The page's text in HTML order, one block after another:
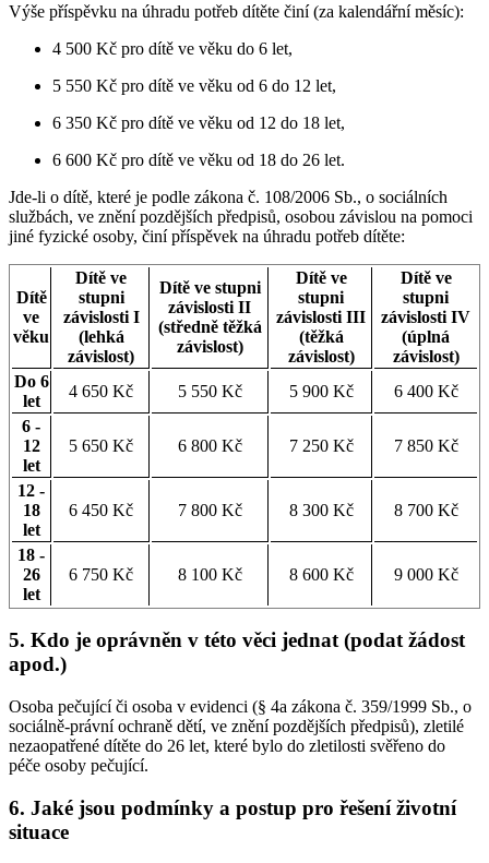
Výše příspěvku na úhradu potřeb dítěte činí (za kalendářní měsíc):
4 500 Kč pro dítě ve věku do 6 let,
5 550 Kč pro dítě ve věku od 6 do 12 let,
6 350 Kč pro dítě ve věku od 12 do 18 let,
6 600 Kč pro dítě ve věku od 18 do 26 let.
Jde-li o dítě, které je podle zákona č. 108/2006 Sb., o sociálních
službách, ve znění pozdějších předpisů, osobou závislou na pomoci
jiné fyzické osoby, činí příspěvek na úhradu potřeb dítěte:
Dítě
ve
věku
Dítě ve
stupni
závislosti I
(lehká
závislost)
Dítě ve stupni
závislosti II
(středně těžká
závislost)
Dítě ve
stupni
závislosti III
(těžká
závislost)
Dítě ve
stupni
závislosti IV
(úplná
závislost)
Do 6
let
4 650 Kč 5 550 Kč 5 900 Kč
6 400 Kč
6 -
12
let
5 650 Kč 6 800 Kč 7 250 Kč 7 850 Kč
12 -
18
let
6 450 Kč 7 800 Kč 8 300 Kč 8 700 Kč
18 -
26
let
6 750 Kč 8 100 Kč 8 600 Kč 9 000 Kč
5. Kdo je oprávněn v této věci jednat (podat žádost
apod.)
Osoba pečující či osoba v evidenci (§ 4a zákona č. 359/1999 Sb., o
sociálně-právní ochraně dětí, ve znění pozdějších předpisů), zletilé
nezaopatřené dítěte do 26 let, které bylo do zletilosti svěřeno do
péče osoby pečující.
6. Jaké jsou podmínky a postup pro řešení životní
situace